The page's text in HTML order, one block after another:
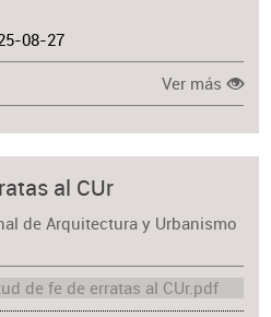
08-27
Ver más
al CUr
de Arquitectura y Urbanismo